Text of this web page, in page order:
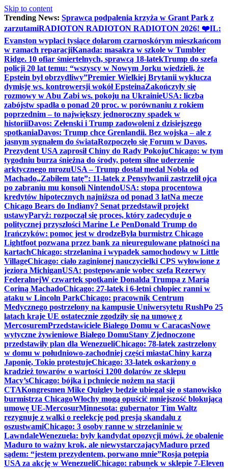
Skip to content
Trending News: Sprawca podpalenia krzyża w Grant Park z
zarzutamiRADIOTON RADIOTON RADIOTON 2026! ❤️IL:
Evanston wypłaci tysiące dolarom czarnoskórym mieszkańcom
w ramach reparacjiKanada: masakra w szkole w Tumbler
Ridge. 10 ofiar śmiertelnych, sprawcą 18-latekTrump do szefa
policji 20 lat temu: “wszyscy w Nowym Jorku wiedzieli, że
Epstein był obrzydliwy”Premier Wielkiej Brytanii wyklucza
dymisję ws. kontrowersji wokół EpsteinaZakończyły się
rozmowy w Abu Zabi ws. pokoju na UkrainieUSA: liczba
zabójstw spadła o ponad 20 proc. w porównaniu z rokiem
poprzednim – to największy jednoroczny spadek w
historiiDavos: Zełenski i Trump zadowoleni z dzisiejszego
spotkaniaDavos: Trump chce Grenlandii. Bez wojska – ale z
jasnym sygnałem do świataRozpoczęło się Forum w Davos,
Prezydent USA zaprosił Chiny do Rady PokojuChicago: w tym
tygodniu burza śnieżna do środy, potem silne uderzenie
arktycznego mrozuUSA – Trump dostał medal Nobla od
Machado„Zabiłem tatę”: 11-latek z Pensylwanii zastrzelił ojca
po zabraniu mu konsoli NintendoUSA: stopa procentowa
kredytów hipotecznych najniższa od ponad 3 latNa mecze
Chicago Bears do Indiany? Senat przedstawił projekt
ustawyParyż: rozpoczął się proces, który zadecyduje o
politycznej przyszłości Marine Le PenDonald Trump do
Irańczyków: pomoc jest w drodzeByła burmistrz Chicago
Lightfoot pozwana przez bank za nieuregulowane płatności na
kartachChicago: strzelanina i wypadek samochodowy w Little
VillageChicago: ciało zaginionej nauczycielki CPS wyłowione z
jeziora MichiganUSA: postępowanie wobec szefa Rezerwy
FederalnejW czwartek spotkanie Donalda Trumpa z Maríą
Coriną MachadoChicago: 27-latek i 6-letni chłopiec ranni w
ataku w Lincoln ParkChicago: pracownik Centrum
Medycznego postrzelony na kampusie Uniwersytetu RushPo 25
latach kraje UE ostatecznie zgodziły się na umowę z
MercosuremPrzedstawiciele Białego Domu w CaracasNowe
wytyczne żywieniowe Białego DomuStany Zjednoczone
przedstawiły plan dla WenezueliChicago: 78-latek zastrzelony
w domu w południowo-zachodniej części miastaChiny karzą
Japonię, Tokio protestujeChicago: 33-latek oskarżony o
kradzież towarów o wartości 1200 dolarów ze sklepu
Macy’sChicago: bójka i pchnięcie nożem na stacji
CTAKongresmen Mike Quigley będzie ubiegał się o stanowisko
burmistrza ChicagoWłochy mogą opuścić mniejszość blokującą
umowę UE-MercosurMinnesota: gubernator Tim Waltz
rezygnuje z walki o reelekcję pod presją skandalu z
oszustwamiChicago: 3 osoby ranne w strzelaninie w
LawndaleWenezuela: były kandydat opozycji mówi, że obalenie
Maduro to ważny krok, ale niewystarczającyMaduro przed
sądem: “jestem prezydentem, porwano mnie”Rosja potępia
USA za akcję w WenezueliChicago: rabunek w sklepie 7-Eleven